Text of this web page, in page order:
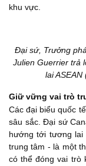
khu vực.
Đại sứ, Trưởng
Julien Guerrier trả
lai
Giữ vững vai trò
Các đại biểu quốc
sâu sắc. Đại sứ
hướng tới tương lai
trung tâm - là một
có thể đóng vai trò